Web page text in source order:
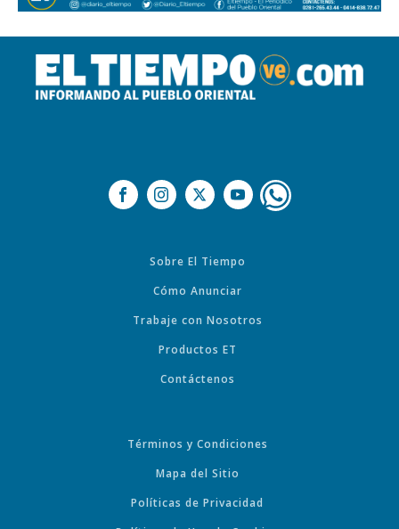
Sobre El Tiempo
Cómo Anunciar
Trabaje con Nosotros
Productos ET
Contáctenos
Términos y Condiciones
Mapa del Sitio
Políticas de Privacidad